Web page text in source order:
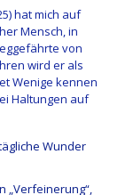
hat mich auf
Mensch, in
von
wird er als
Wenige kennen
Haltungen auf
Wunder
„Verfeinerung“,